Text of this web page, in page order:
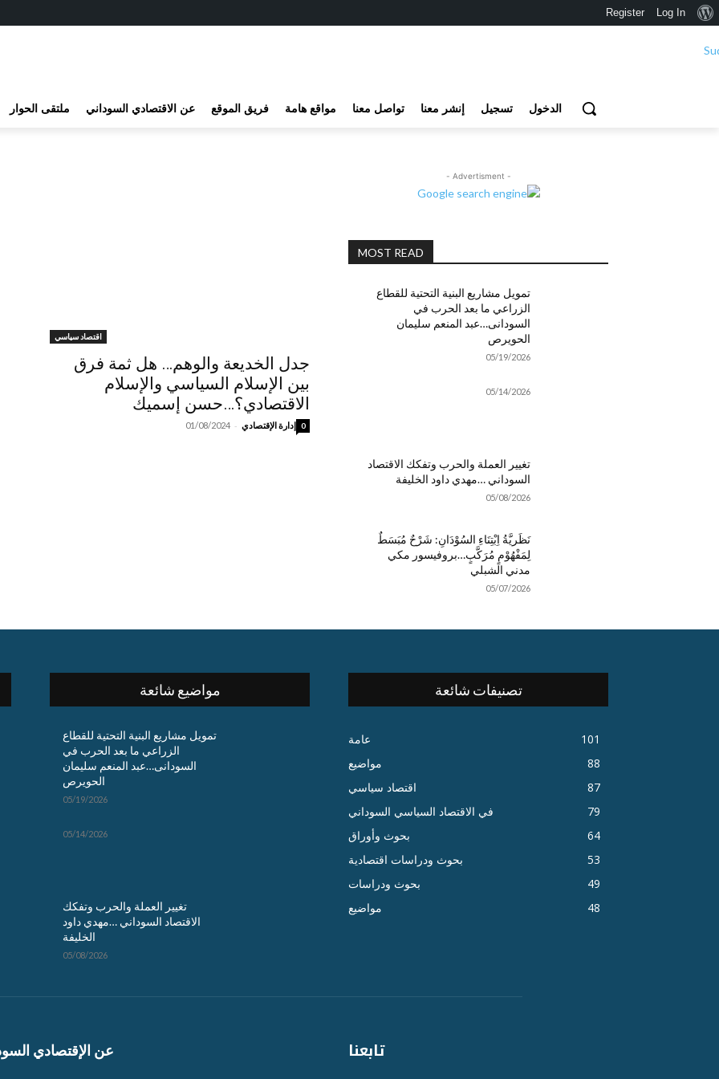
ملتقى الحوار عن الاقتصادي السوداني فريق الموقع مواقع هامة تواصل معنا إنشر معنا تسجيل الدخول
اقتصاد سياسي
جدل الخديعة والوهم… هل ثمة فرق
بين الإسلام السياسي والإسلام
الاقتصادي؟…حسن إسميك
إدارة الإقتصادي -
01/08/2024 0
- Advertisment -
MOST READ
تمويل مشاريع البنية التحتية للقطاع
الزراعي ما بعد الحرب في
السودانى…عبد المنعم سليمان
الحويرص
05/19/2026
05/14/2026
تغيير العملة والحرب وتفكك الاقتصاد
السوداني …مهدي داود الخليفة
05/08/2026
نَظَريَّةُ اِبْتِنَاءِ السُوْدَانِ: شَرْحٌ مُبَسَطٌ
لِمَفْهُوْمٍ مُرَكَّبٍ…بروفيسور مكي
مدني الشبلي
05/07/2026
مواضيع شائعة
تمويل مشاريع البنية التحتية للقطاع
الزراعي ما بعد الحرب في
السودانى…عبد المنعم سليمان
الحويرص
05/19/2026
05/14/2026
تغيير العملة والحرب وتفكك
الاقتصاد السوداني …مهدي داود
الخليفة
05/08/2026
تصنيفات شائعة
عامة
101
مواضيع
88
اقتصاد سياسي
87
في الاقتصاد السياسي السوداني
79
بحوث وأوراق
64
بحوث ودراسات اقتصادية
53
بحوث ودراسات
49
مواضيع
48
عن الإقتصادي تابعنا
نبذةLog In
Register